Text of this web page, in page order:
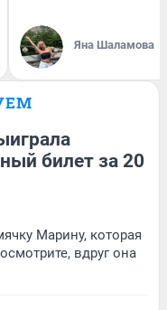
Яна Шаламова
билет за 20
Марину, которая
вдруг она